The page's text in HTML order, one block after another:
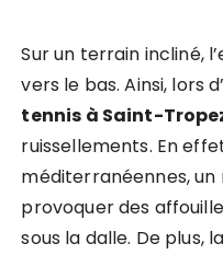
Sur un terrain incliné,
vers le bas. Ainsi, lors
tennis à Saint-
ruissellements. En
méditerranéennes,
provoquer des
sous la dalle. De plus,